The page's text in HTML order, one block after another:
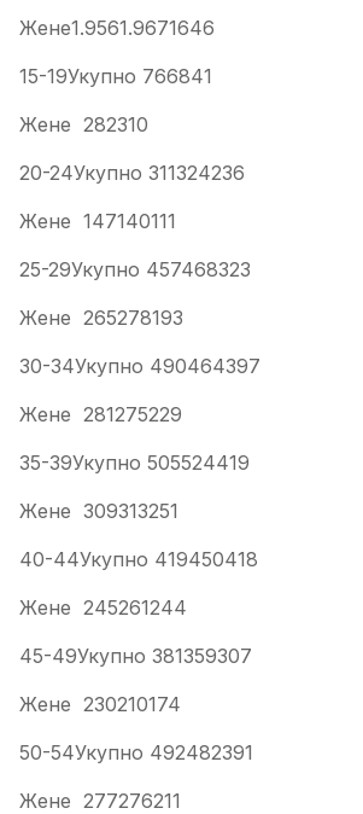
Жене1.9561.9671646
15-19Укупно 766841
Жене 282310
20-24Укупно 311324236
Жене 147140111
25-29Укупно 457468323
Жене 265278193
30-34Укупно 490464397
Жене 281275229
35-39Укупно 505524419
Жене 309313251
40-44Укупно 419450418
Жене 245261244
45-49Укупно 381359307
Жене 230210174
50-54Укупно 492482391
Жене 277276211